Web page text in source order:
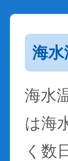
海
海水
は海
く数